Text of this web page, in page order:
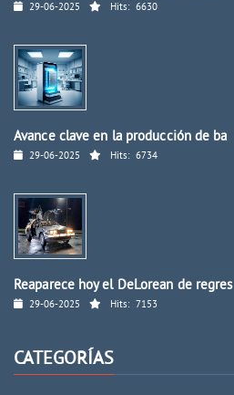
29-06-2025 Hits: 6630
Avance clave en la producción de ba
29-06-2025 Hits: 6734
Reaparece hoy el DeLorean de regres
29-06-2025 Hits: 7153
CATEGORÍAS